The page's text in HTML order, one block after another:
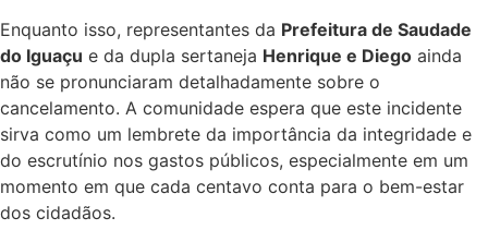
Enquanto isso, representantes da Prefeitura de Saudade
do Iguaçu e da dupla sertaneja Henrique e Diego ainda
não se pronunciaram detalhadamente sobre o
cancelamento. A comunidade espera que este incidente
sirva como um lembrete da importância da integridade e
do escrutínio nos gastos públicos, especialmente em um
momento em que cada centavo conta para o bem-estar
dos cidadãos.